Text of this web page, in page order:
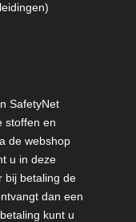
SafetyNet
stoffen en
de webshop
u in deze
bij betaling de
dan een
kunt u